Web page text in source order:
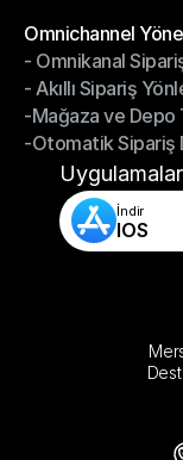
Omnichannel
Omnichannel
- Omnikanal
- Omnikanal
- Akıllı Sipariş
- Akıllı Sipariş
-Mağaza ve Depo
-Mağaza ve Depo
-Otomatik Sipariş
-Otomatik Sipariş
Uygulamalar
İndir
IOS